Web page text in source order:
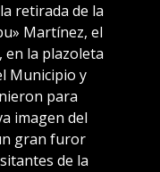
retirada de la
Martínez, el
la plazoleta
Municipio y
para
imagen del
gran furor
de la